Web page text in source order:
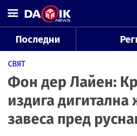
Последни
СВЯТ
Фон дер Лайен:
издига дигитална
завеса пред